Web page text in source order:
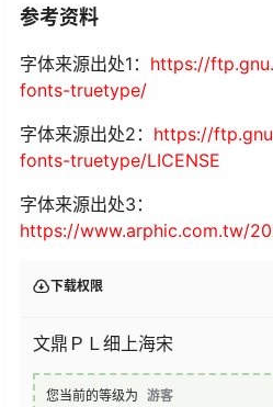
参考资料
字体来源出处1： https://
fonts-truetype/
字体来源出处2： https://
fonts-truetype/LICENSE
字体来源出处3：
https://www.arphic.com.tw/
下载权限
文鼎ＰＬ细上海宋
您当前的等级为 游客